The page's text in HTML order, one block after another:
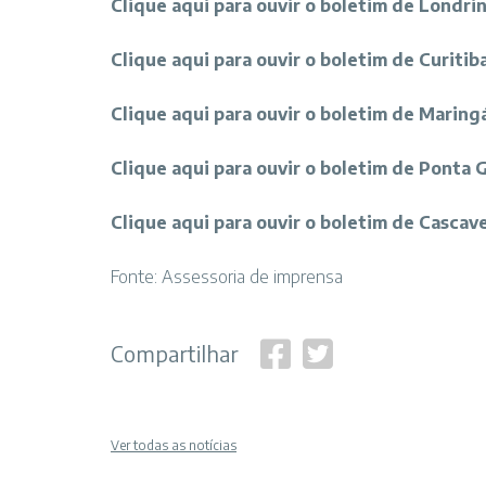
Clique aqui para ouvir o boletim de
Clique aqui para ouvir o boletim de
Clique aqui para ouvir o boletim de
Clique aqui para ouvir o boletim de Ponta
Clique aqui para ouvir o boletim de
Fonte: Assessoria de imprensa
Compartilhar
Ver todas as notícias